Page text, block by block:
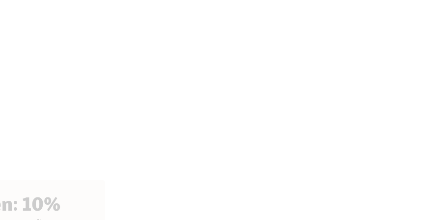
10%